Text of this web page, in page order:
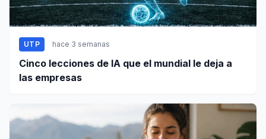
UTP hace 3 semanas
Cinco lecciones de IA que el mundial le deja a
las empresas